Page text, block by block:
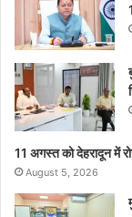
11 अगस्त को देहरादून में
August 5, 2026